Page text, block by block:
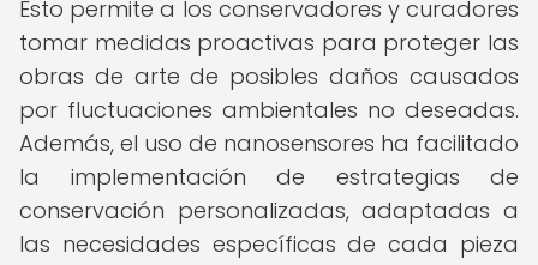
Esto permite a los conservadores y curadores
tomar medidas proactivas para proteger las
obras de arte de posibles daños causados
por fluctuaciones ambientales no deseadas.
Además, el uso de nanosensores ha facilitado
la implementación de estrategias de
conservación personalizadas, adaptadas a
las necesidades específicas de cada pieza